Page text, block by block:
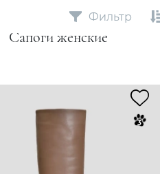
Cапоги женские
Фильтр